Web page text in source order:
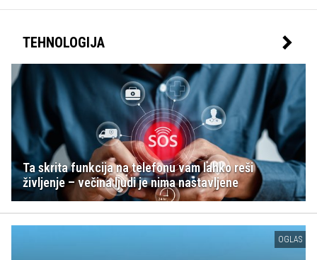
TEHNOLOGIJA
Ta skrita funkcija na telefonu vam lahko reši
življenje – večina ljudi je nima nastavljene
OGLAS